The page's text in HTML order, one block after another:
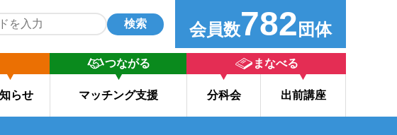
検索 会員数782 団体
らせ
つながる
マッチング支援
まなべる
分科会 出前講座